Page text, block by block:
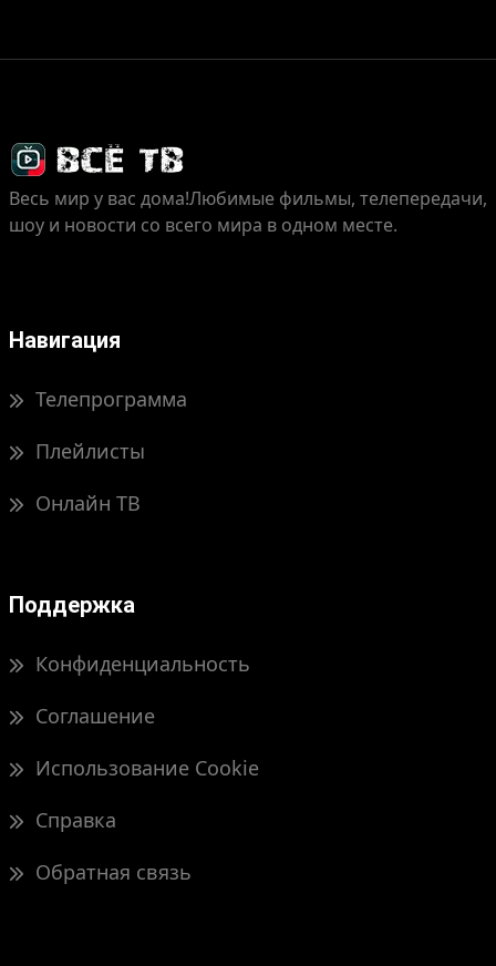
Весь мир у вас дома!Любимые фильмы, телепередачи,
шоу и новости со всего мира в одном месте.
Навигация
Телепрограмма
Плейлисты
Онлайн ТВ
Поддержка
Конфиденциальность
Соглашение
Использование Cookie
Справка
Обратная связь